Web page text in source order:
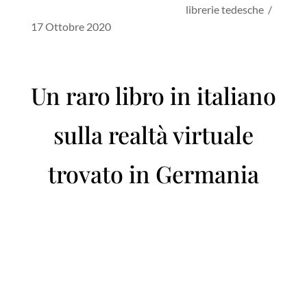
librerie tedesche /
17 Ottobre 2020
Un raro libro in italiano
sulla realtà virtuale
trovato in Germania